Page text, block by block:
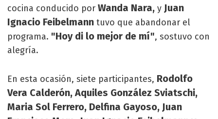
cocina conducido por Wanda Nara, y Juan
Ignacio Feibelmann tuvo que abandonar el
programa. "Hoy di lo mejor de mí", sostuvo con
alegría.
En esta ocasión, siete participantes, Rodolfo
Vera Calderón, Aquiles González Sviatschi,
Maria Sol Ferrero, Delfina Gayoso, Juan